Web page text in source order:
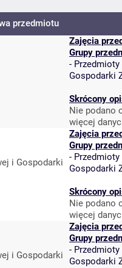
przedmiotu
Zajęcia
Grupy
- Przedmioty
Gospodarki
Skrócony
Nie podano
więcej
i Gospodarki
Zajęcia
Grupy
- Przedmioty
Gospodarki
Skrócony
Nie podano
więcej
i Gospodarki
Zajęcia
Grupy
- Przedmioty
Gospodarki